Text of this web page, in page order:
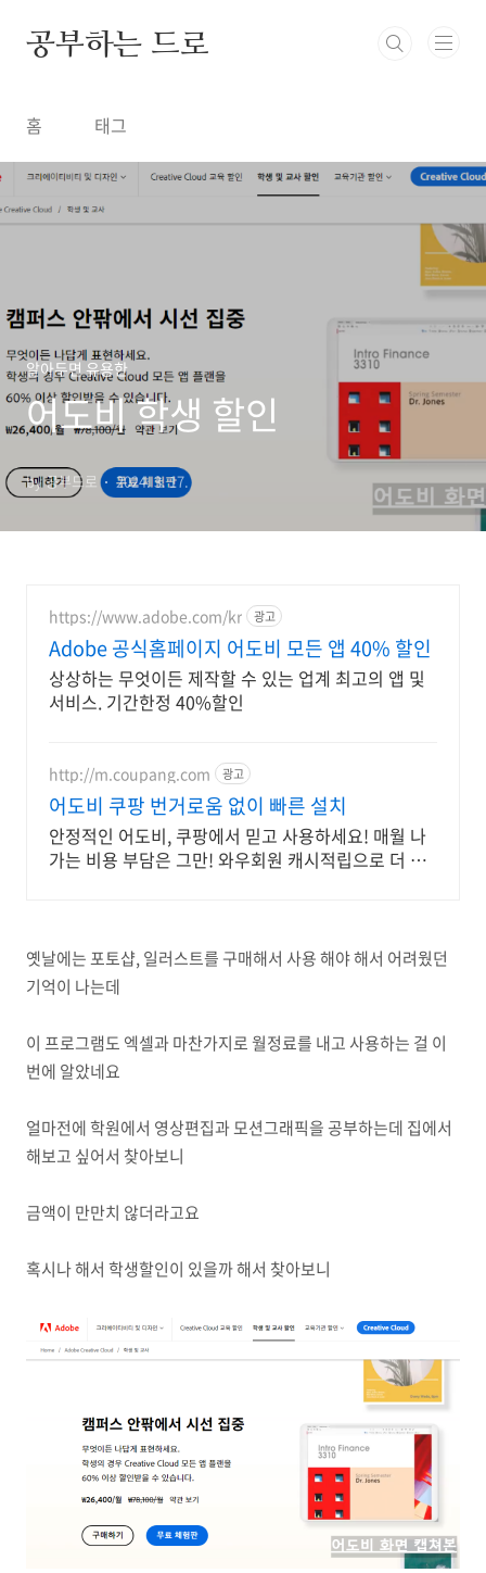
공부하는 드로
홈 태그
알아두면 유용한
어도비 학생 할인
by 공부드로 2024. 3. 17.
https://www.adobe.com/kr 광고
Adobe 공식홈페이지 어도비 모든 앱 40% 할인
상상하는 무엇이든 제작할 수 있는 업계 최고의 앱 및
서비스. 기간한정 40%할인
http://m.coupang.com 광고
어도비 쿠팡 번거로움 없이 빠른 설치
안정적인 어도비, 쿠팡에서 믿고 사용하세요! 매월 나
가는 비용 부담은 그만! 와우회원 캐시적립으로 더 알
옛날에는 포토샵, 일러스트를 구매해서 사용 해야 해서 어려웠던
기억이 나는데
이 프로그램도 엑셀과 마찬가지로 월정료를 내고 사용하는 걸 이
번에 알았네요
얼마전에 학원에서 영상편집과 모션그래픽을 공부하는데 집에서
해보고 싶어서 찾아보니
금액이 만만치 않더라고요
혹시나 해서 학생할인이 있을까 해서 찾아보니